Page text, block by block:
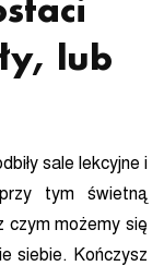
lub
sale lekcyjne i
tym świetną
czym możemy się
siebie. Kończysz